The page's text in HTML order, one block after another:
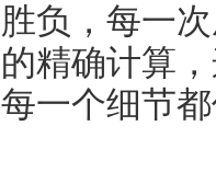
负，每一
精确计算
一个细节